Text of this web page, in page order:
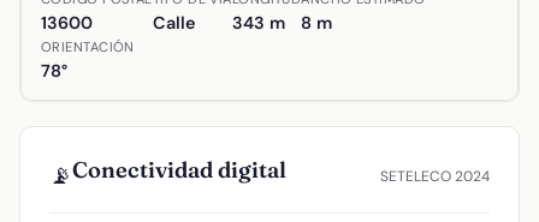
13600 Calle 343 m 8 m
ORIENTACIÓN
78°
📡Conectividad digital SETELECO 2024